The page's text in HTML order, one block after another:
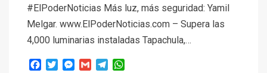
#ElPoderNoticias Más luz, más seguridad: Yamil
Melgar. www.ElPoderNoticias.com – Supera las
4,000 luminarias instaladas Tapachula,…
Facebook
TwitterMessenger
Gmail Telegram